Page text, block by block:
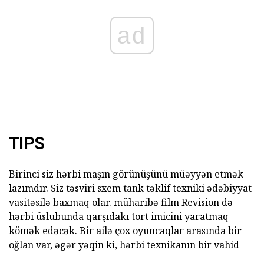
ad
TIPS
Birinci siz hərbi maşın görünüşünü müəyyən etmək
lazımdır. Siz təsviri sxem tank təklif texniki ədəbiyyat
vasitəsilə baxmaq olar. müharibə film Revision də
hərbi üslubunda qarşıdakı tort imicini yaratmaq
kömək edəcək. Bir ailə çox oyuncaqlar arasında bir
oğlan var, əgər yəqin ki, hərbi texnikanın bir vahid